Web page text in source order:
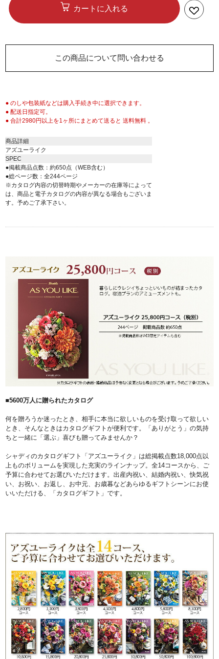
カートに入れる
この商品について問い合わせる
● のしや包装紙などは購入手続き中に選択できます。
● 配送日指定可。
● 合計2980円以上を1ヶ所にまとめて送ると 送料無料 。
商品詳細
アズユーライク
SPEC
●掲載商品点数：約650点（WEB含む）
●総ページ数：全244ページ
※カタログ内容の切替時期やメーカーの在庫等によって
は、商品と電子カタログの内容が異なる場合もございま
す。予めご了承下さい。
■5600万人に贈られたカタログ
何を贈ろうか迷ったとき、相手に本当に欲しいものを受け取って欲しい
とき、そんなときはカタログギフトが便利です。「ありがとう」の気持
ちと一緒に「選ぶ」喜びも贈ってみませんか？
シャディのカタログギフト「アズユーライク」は総掲載点数18,000点以
上ものボリュームを実現した充実のラインナップ。全14コースから、ご
予算に合わせてお選びいただけます。出産内祝い、結婚内祝い、快気祝
い、お祝い、お返し、お中元、お歳暮などあらゆるギフトシーンにお使
いいただける、「カタログギフト」です。